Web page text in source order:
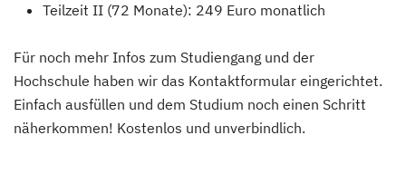
Teilzeit II (72 Monate): 249 Euro monatlich
Für noch mehr Infos zum Studiengang und der
Hochschule haben wir das Kontaktformular eingerichtet.
Einfach ausfüllen und dem Studium noch einen Schritt
näherkommen! Kostenlos und unverbindlich.